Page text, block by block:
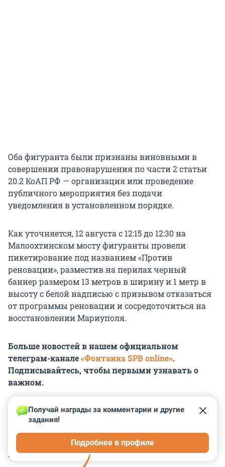
Оба фигуранта были признаны виновными в
совершении правонарушения по части 2 статьи
20.2 КоАП РФ — организация или проведение
публичного мероприятия без подачи
уведомления в установленном порядке.
Как уточняется, 12 августа с 12:15 до 12:30 на
Малоохтинском мосту фигуранты провели
пикетирование под названием «Против
реновации», разместив на перилах черный
баннер размером 13 метров в ширину и 1 метр в
высоту с белой надписью с призывом отказаться
от программы реновации и сосредоточиться на
восстановлении Мариуполя.
Больше новостей в нашем официальном
телеграм-канале«Фонтанка SPB online».
Подписывайтесь, чтобы первыми узнавать о
важном.
КОММЕНТАРИИ 34
Получай награды за комментарии и другие
задания!
Подробнее в профиле